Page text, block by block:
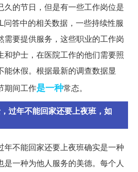
久的节日，但是有一些工作岗位是
答中的相关数据，一些持续性服
需要提供服务，这些职业的工作岗
和护士，在医院工作的他们需要照
能休假。根据最新的调查数据显
期间工作是一种常态。
过年不能回家还要上夜班，如
年不能回家还要上夜班确实是一种
是一种为他人服务的美德。每个人